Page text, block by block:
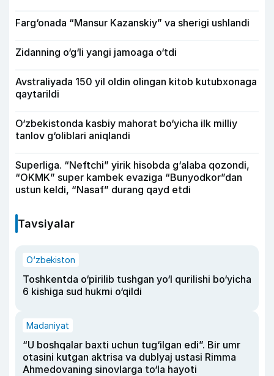
Farg‘onada “Mansur Kazanskiy” va sherigi ushlandi
Zidanning o‘g‘li yangi jamoaga o‘tdi
Avstraliyada 150 yil oldin olingan kitob kutubxonaga
qaytarildi
O‘zbekistonda kasbiy mahorat bo‘yicha ilk milliy
tanlov g‘oliblari aniqlandi
Superliga. “Neftchi” yirik hisobda g‘alaba qozondi,
“OKMK” super kambek evaziga “Bunyodkor”dan
ustun keldi, “Nasaf” durang qayd etdi
Tavsiyalar
O‘zbekiston
Toshkentda o‘pirilib tushgan yo‘l qurilishi bo‘yicha
6 kishiga sud hukmi o‘qildi
Madaniyat
“U boshqalar baxti uchun tug‘ilgan edi”. Bir umr
otasini kutgan aktrisa va dublyaj ustasi Rimma
Ahmedovaning sinovlarga to‘la hayoti